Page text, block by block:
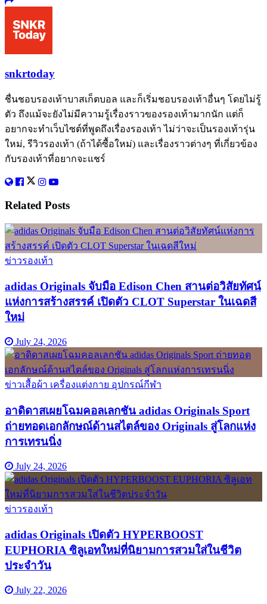
snkrtoday
ชื่นชอบรองเท้าบาสเก็ตบอล และก็เริ่มชอบรองเท้าอื่นๆ โดยไม่รู้
ตัว ถึงแม้จะยังไม่มีความรู้เรื่องราวของรองเท้ามากนัก แต่ก็
อยากจะทำเว็บไซต์ที่พูดถึงเรื่องรองเท้า ไม่ว่าจะเป็นรองเท้ารุ่น
ใหม่, รีวิวรองเท้า (ถ้าได้ซื้อใหม่) และเรื่องราวต่างๆ ที่เกี่ยวข้อง
กับรองเท้าที่อยากจะแชร์
Related Posts
ข่าวรองเท้า
adidas Originals จับมือ Edison Chen สานต่อวิสัยทัศน์
แห่งการสร้างสรรค์ เปิดตัว CLOT Superstar ในเฉดสี
ใหม่
July 24, 2026
ข่าวเสื้อผ้า เครื่องแต่งกาย อุปกรณ์กีฬา
อาดิดาสเผยโฉมคอลเลกชัน adidas Originals Sport
ถ่ายทอดเอกลักษณ์ด้านสไตล์ของ Originals สู่โลกแห่ง
การเทรนนิ่ง
July 24, 2026
ข่าวรองเท้า
adidas Originals เปิดตัว HYPERBOOST
EUPHORIA ซิลูเอทใหม่ที่นิยามการสวมใส่ในชีวิต
ประจำวัน
July 22, 2026